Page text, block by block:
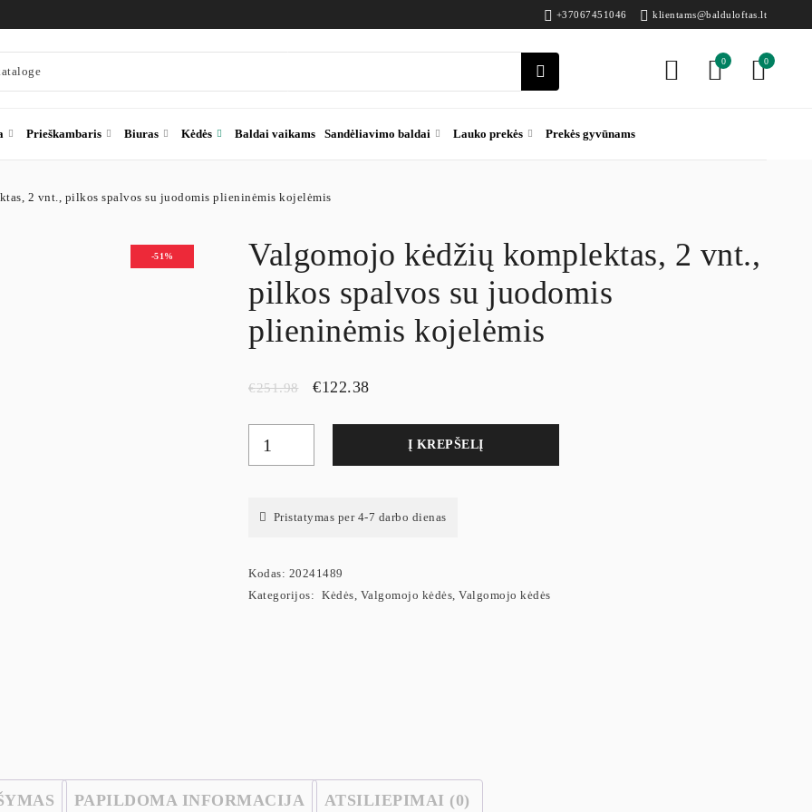
+37067451046 klientams@balduloftas.lt
0
0
Prieškambaris Biuras Kėdės Baldai vaikams Sandėliavimo baldai Lauko prekės Prekės gyvūnams
2 vnt., pilkos spalvos su juodomis plieninėmis kojelėmis
-51%
Valgomojo kėdžių komplektas, 2 vnt.,
pilkos spalvos su juodomis
plieninėmis kojelėmis
€251.98 €122.38
Į KREPŠELĮ
Pristatymas per 4-7 darbo dienas
Kodas: 20241489
Kategorijos: Kėdės, Valgomojo kėdės, Valgomojo kėdės
PAPILDOMA INFORMACIJA ATSILIEPIMAI (0)